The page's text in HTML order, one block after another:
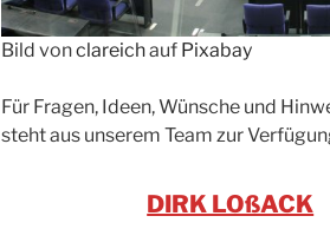
Bild vonclareichauf Pixabay
Für Fragen, Ideen, Wünsche und
steht aus unserem Team zur
DIRK LOßACK